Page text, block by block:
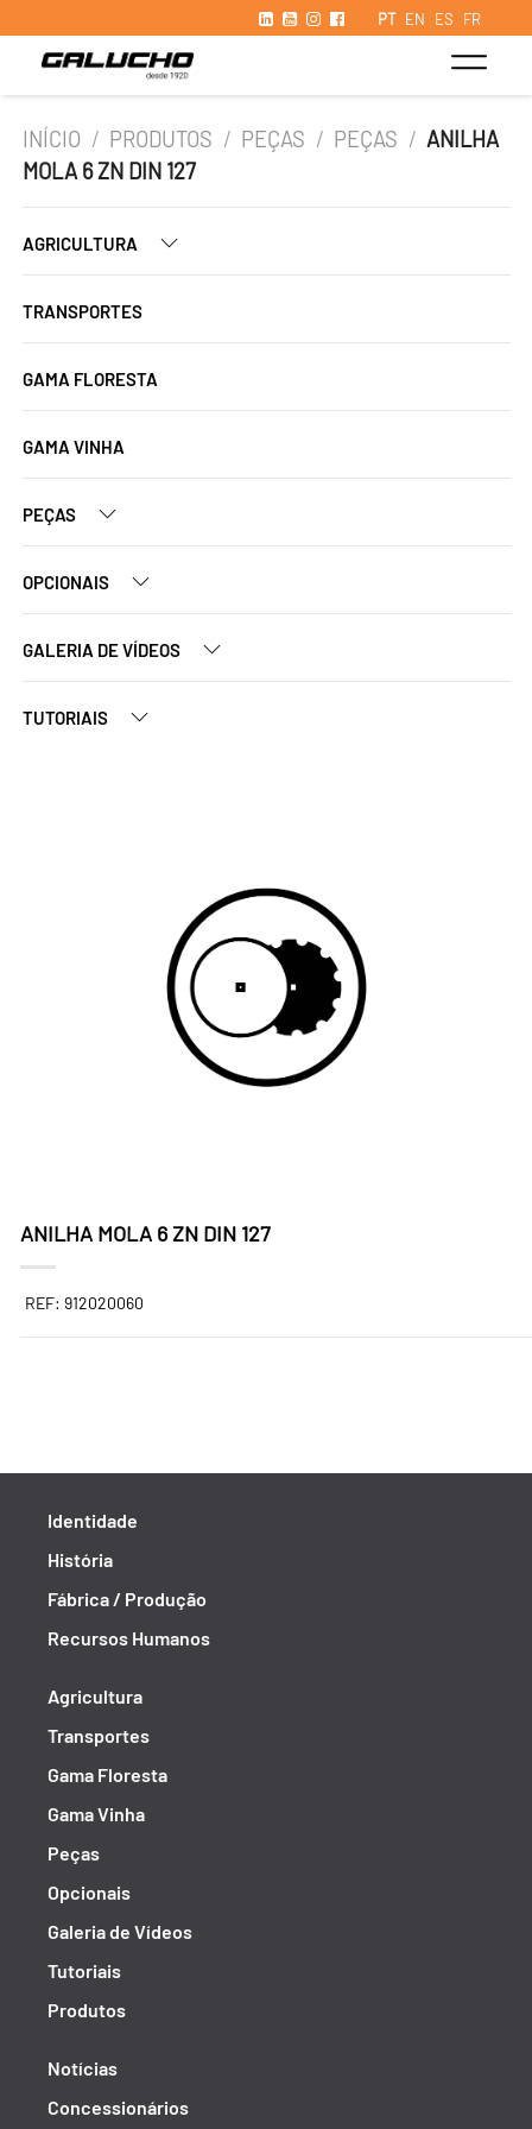
PT EN ES FR
INÍCIO / PRODUTOS / PEÇAS / PEÇAS / ANILHA
MOLA 6 ZN DIN 127
AGRICULTURA
TRANSPORTES
GAMA FLORESTA
GAMA VINHA
PEÇAS
OPCIONAIS
GALERIA DE VÍDEOS
TUTORIAIS
ANILHA MOLA 6 ZN DIN 127
REF: 912020060
Identidade
História
Fábrica / Produção
Recursos Humanos
Agricultura
Transportes
Gama Floresta
Gama Vinha
Peças
Opcionais
Galeria de Vídeos
Tutoriais
Produtos
Notícias
Concessionários